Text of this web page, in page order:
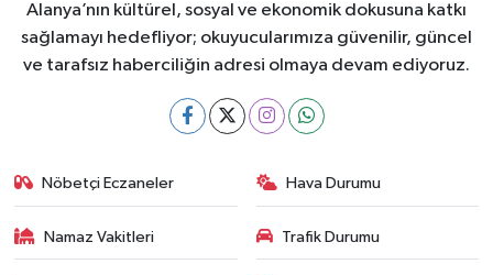
Alanya’nın kültürel, sosyal ve ekonomik dokusuna katkı
sağlamayı hedefliyor; okuyucularımıza güvenilir, güncel
ve tarafsız haberciliğin adresi olmaya devam ediyoruz.
Nöbetçi Eczaneler Hava Durumu
Namaz Vakitleri Trafik Durumu